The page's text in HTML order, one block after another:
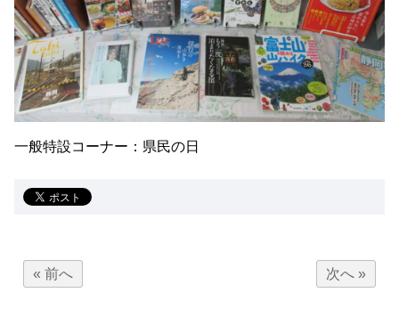
一般特設コーナー：県民の日
« 前へ 次へ »